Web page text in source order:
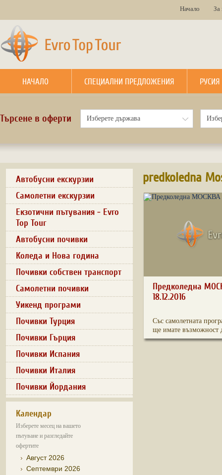
Начало За
НАЧАЛО СПЕЦИАЛНИ ПРЕДЛОЖЕНИЯ РУСИЯ
Търсене в оферти
Автобусни екскурзии
Самолетни екскурзии
Екзотични пътувания - Evro
Top Tour
Автобусни почивки
Коледа и Нова година
Почивки собствен транспорт
Самолетни почивки
Уикенд програми
Почивки Турция
Почивки Гърция
Почивки Испания
Почивки Италия
Почивки Йордания
Календар
Изберете месец на вашето
пътуване и разгледайте
офертите
Август 2026
Септември 2026
predkoledna
Предколедна
18.12.2016
Със самолетната
ще имате възможност